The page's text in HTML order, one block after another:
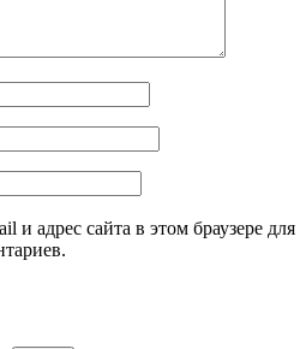
и адрес сайта в этом браузере для